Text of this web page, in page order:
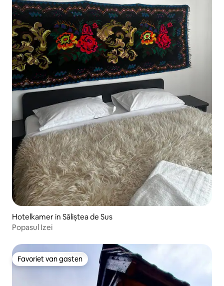
Hotelkamer in Săliștea de Sus
Popasul Izei
Favoriet van gasten
Favoriet van gasten